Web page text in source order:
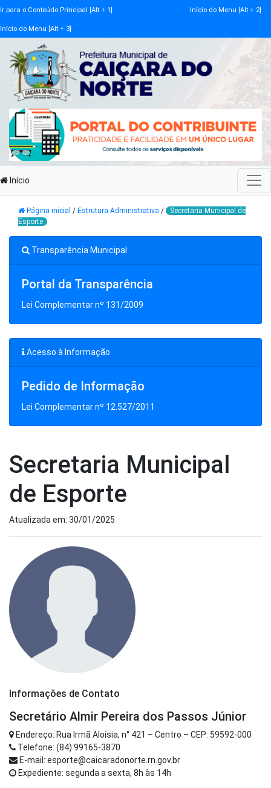
Ir para o Conteúdo Principal [Alt + 1] Início do Menu [Alt + 2]
Início do Menu [Alt + 3]
Início
Página inicial / Estrutura Administrativa /
Secretaria Municipal de
Esporte
Transparência Municipal
Portal da Transparência
Lei Complementar nº 131/2009
Acesso à Informação
Pedido de Informação
Lei Complementar nº 12.527/2011
Secretaria Municipal
de Esporte
Atualizada em: 30/01/2025
Informações de Contato
Secretário Almir Pereira dos Passos Júnior
Endereço: Rua Irmã Aloisia, n° 421 – Centro – CEP: 59592-000
Telefone: (84) 99165-3870
E-mail: esporte@caicaradonorte.rn.gov.br
Expediente: segunda a sexta, 8h às 14h